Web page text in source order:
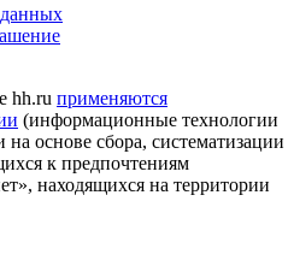
hh.ru применяются
(информационные технологии
основе сбора, систематизации
к предпочтениям
находящихся на территории